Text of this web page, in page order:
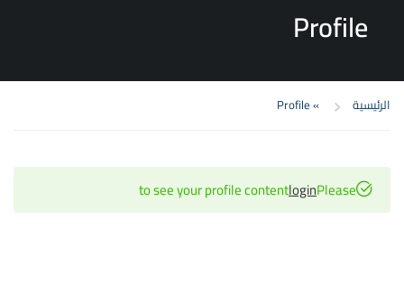
Profile
الرئيسية »
Profile
Please
login
to see your profile content